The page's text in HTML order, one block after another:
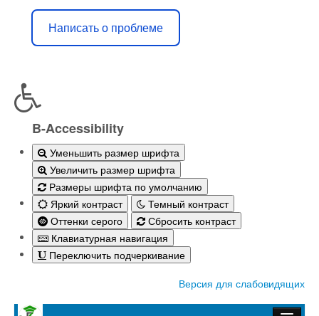
Написать о проблеме
B-Accessibility
Уменьшить размер шрифта
Увеличить размер шрифта
Размеры шрифта по умолчанию
Яркий контраст
Темный контраст
Оттенки серого
Сбросить контраст
Клавиатурная навигация
Переключить подчеркивание
Версия для слабовидящих